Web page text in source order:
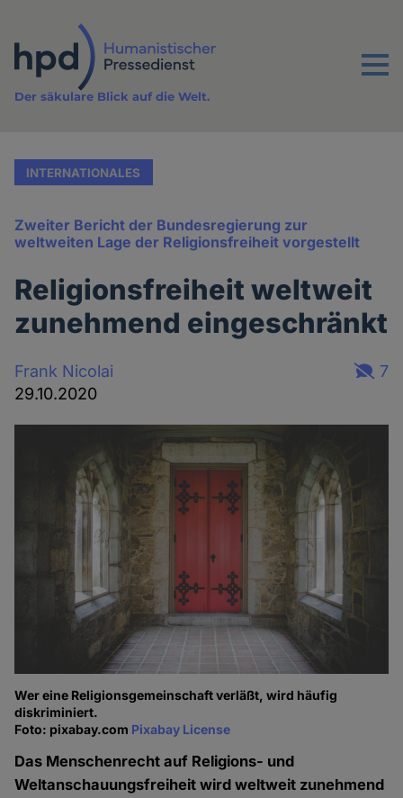
Inhalt
Menu
Der säkulare Blick auf die Welt.
INTERNATIONALES
Zweiter Bericht der Bundesregierung zur
weltweiten Lage der Religionsfreiheit vorgestellt
Religionsfreiheit weltweit
zunehmend eingeschränkt
Frank Nicolai
29.10.2020
7
Wer eine Religionsgemeinschaft verläßt, wird häufig
diskriminiert.
Foto: pixabay.com Pixabay License
Das Menschenrecht auf Religions- und
Weltanschauungsfreiheit wird weltweit zunehmend